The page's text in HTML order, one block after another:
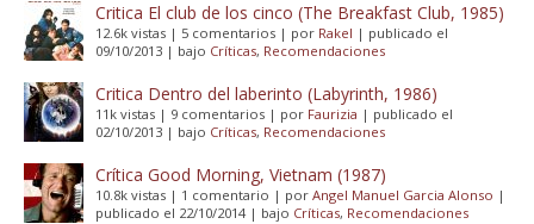
Critica El club de los cinco (The Breakfast Club, 1985)
12.6k vistas | 5 comentarios | por Rakel | publicado el
09/10/2013 | bajo Críticas, Recomendaciones
Critica Dentro del laberinto (Labyrinth, 1986)
11k vistas | 9 comentarios | por Faurizia | publicado el
02/10/2013 | bajo Críticas, Recomendaciones
Crítica Good Morning, Vietnam (1987)
10.8k vistas | 1 comentario | por Angel Manuel Garcia Alonso |
publicado el 22/10/2014| bajo Críticas, Recomendaciones